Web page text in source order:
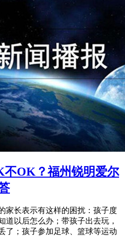
不OK？福州锐明爱尔
家长表示有这样的困扰：孩子度
道以后怎么办；带孩子出去玩，
了；孩子参加足球、篮球等运动